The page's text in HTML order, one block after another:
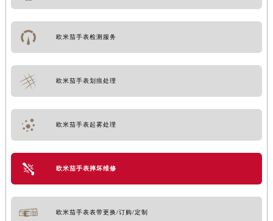
欧米茄手表检测服务
欧米茄手表划痕处理
欧米茄手表起雾处理
欧米茄手表摔坏维修
欧米茄手表表带更换/订购/定制